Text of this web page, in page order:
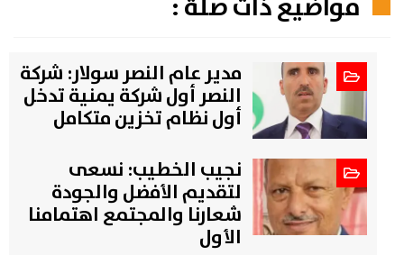
مواضيع ذات صلة :
مدير عام النصر سولار: شركة
النصر أول شركة يمنية تدخل
أول نظام تخزين متكامل
نجيب الخطيب: نسعى
لتقديم الأفضل والجودة
شعارنا والمجتمع اهتمامنا
الأول